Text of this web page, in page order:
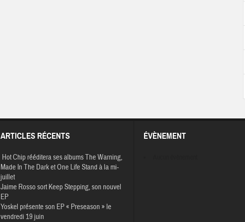
ARTICLES RÉCENTS
Hot Chip rééditera ses albums The Warning,
Made In The Dark et One Life Stand à la mi-
juillet
Jaime Rosso sort Keep Stepping, son nouvel
EP
Yoskel présente son EP « Preseason » le
vendredi 19 juin
ÉVÈNEMENT